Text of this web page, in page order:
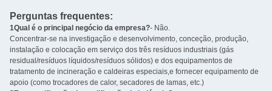
Perguntas frequentes:
1Qual é o principal negócio da empresa?- Não.
Concentrar-se na investigação e desenvolvimento, conceção, produção,
instalação e colocação em serviço dos três resíduos industriais (gás
residual/resíduos líquidos/resíduos sólidos) e dos equipamentos de
tratamento de incineração e caldeiras especiais,e fornecer equipamento de
apoio (como trocadores de calor, secadores de lamas, etc.)